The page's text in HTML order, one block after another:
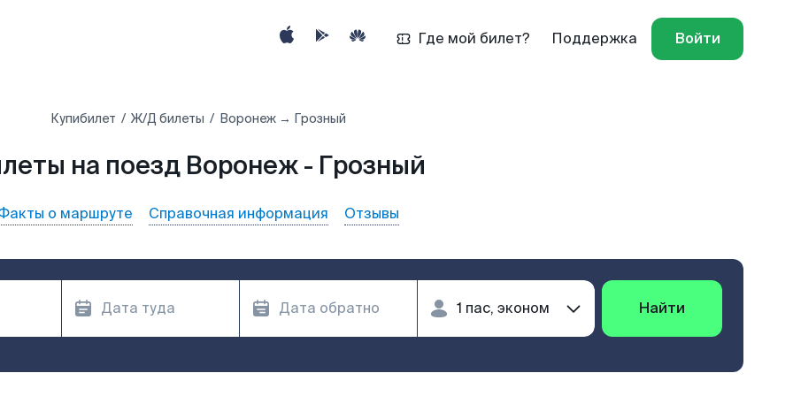
Где мой билет? Поддержка Войти
Купибилет Ж/Д билеты Воронеж → Грозный
на поезд Воронеж - Грозный
о маршруте Справочная информация Отзывы
Найти